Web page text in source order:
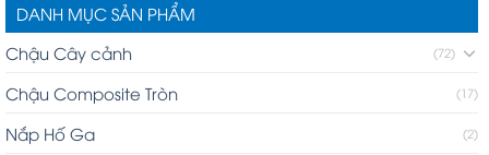
DANH MỤC SẢN PHẨM
Chậu Cây cảnh
(72)
Chậu Composite Tròn (17)
Nắp Hố Ga (2)